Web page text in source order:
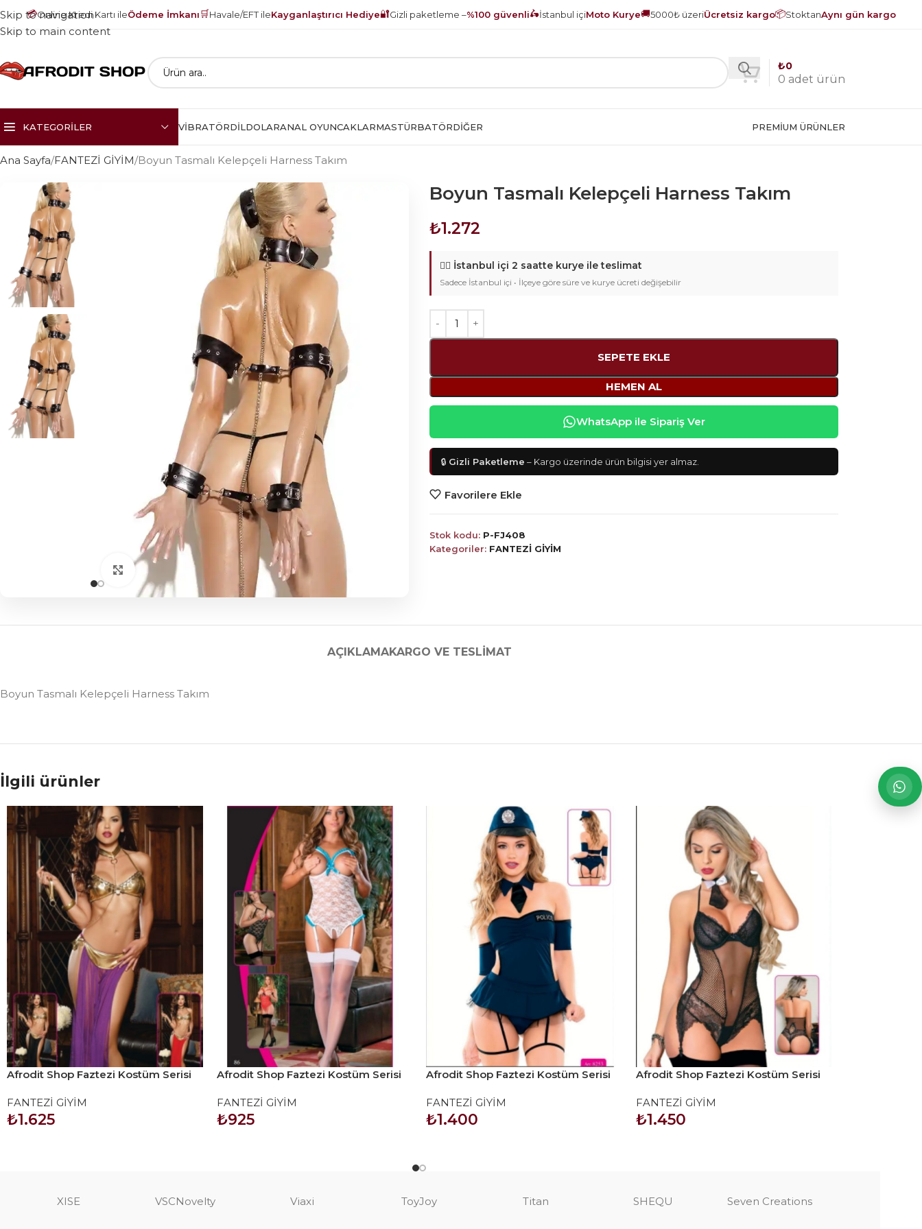
💳Online Kredi Kartı ileÖdeme İmkanı🛒Havale/EFT ileKayganlaştırıcı Hediye🔐Gizli paketleme –%100 güvenli🛵İstanbul içiMoto Kurye🚚5000₺ üzeriÜcretsiz kargo📦StoktanAynı gün kargo
Skip to navigation
Skip to main content
0 adet ürün
₺0
KATEGORILER VIBRATÖRDILDOLARANAL OYUNCAKLARMASTÜRBATÖRDIĞER PREMIUM ÜRÜNLER
Ana Sayfa FANTEZİ GİYİM Boyun Tasmalı Kelepçeli Harness Takım
Click to enlarge
Boyun Tasmalı Kelepçeli Harness Takım
₺1.272
🚴‍♂️ İstanbul içi 2 saatte kurye ile teslimat
Sadece İstanbul içi • İlçeye göre süre ve kurye ücreti değişebilir
SEPETE EKLE
HEMEN AL
WhatsApp ile Sipariş Ver
🔒 Gizli Paketleme – Kargo üzerinde ürün bilgisi yer almaz.
Favorilere Ekle
Stok kodu: P-FJ408
Kategoriler: FANTEZİ GİYİM
AÇIKLAMAKARGO VE TESLIMAT
Boyun Tasmalı Kelepçeli Harness Takım
İlgili ürünler
Afrodit Shop Faztezi Kostüm Serisi
FANTEZİ GİYİM
₺1.625
Afrodit Shop Faztezi Kostüm Serisi
FANTEZİ GİYİM
₺925
Afrodit Shop Faztezi Kostüm Serisi
FANTEZİ GİYİM
₺1.400
Afrodit Shop Faztezi Kostüm Serisi
FANTEZİ GİYİM
₺1.450
XISE VSCNovelty Viaxi ToyJoy Titan SHEQU Seven Creations